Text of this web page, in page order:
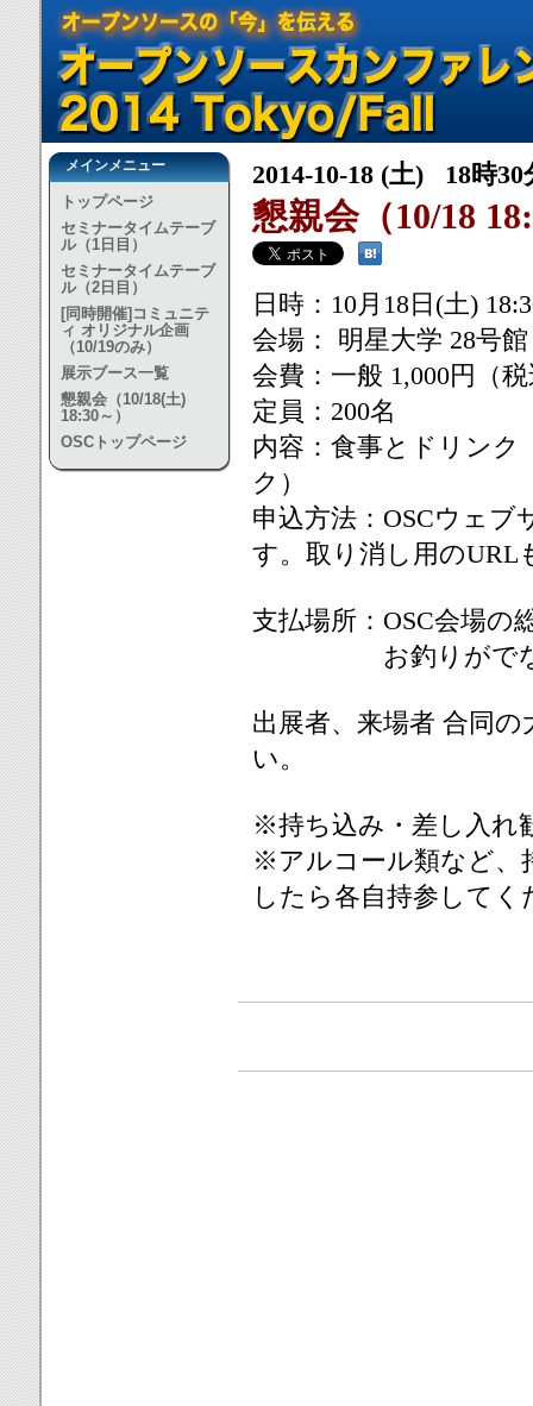
メインメニュー
トップページ
セミナータイムテーブ
ル（1日目）
セミナータイムテーブ
ル（2日目）
[同時開催]コミュニテ
ィ オリジナル企画
（10/19のみ）
展示ブース一覧
懇親会（10/18(土)
18:30～）
OSCトップページ
2014-10-18 (土) 18時30
懇親会（10/18
日時：10月18日(土)
会場： 明星大学 28号
会費：一般 1,000円（
定員：200名
内容：食事とドリン
ク）
申込方法：OSCウェ
す。取り消し用のURL
支払場所：OSC会場の
お釣りがでない
出展者、来場者 合同
い。
※持ち込み・差し入れ
※アルコール類など、
したら各自持参してく